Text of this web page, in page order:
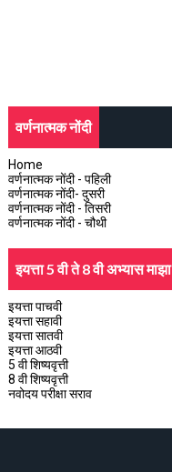
वर्णनात्मक नोंदी
Home
वर्णनात्मक नोंदी - पहिली
वर्णनात्मक नोंदी- दुसरी
वर्णनात्मक नोंदी - तिसरी
वर्णनात्मक नोंदी - चौथी
इयत्ता 5 वी ते 8 वी अभ्यास माझा
इयत्ता पाचवी
इयत्ता सहावी
इयत्ता सातवी
इयत्ता आठवी
5 वी शिष्यवृत्ती
8 वी शिष्यवृत्ती
नवोदय परीक्षा सराव